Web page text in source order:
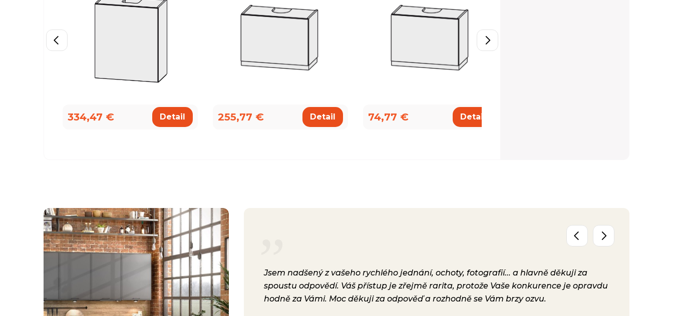
334,47 € Detail 255,77 € Detail 74,77 € Detail
deseti. Kuchyň je krásná a kvalitní. Ochotný personál,
mi pomohla se vším a komunikovala ihned, bez prodlení.
které jsme postupně upravovaly, stejně tak mi poslala i
pracovních desek a korpusů skříní. Montéři u nás strávili
Jsem nadšený z vašeho rychlého jednání, ochoty, fotografií... a hlavně děkuji za
spoustu odpovědí. Váš přístup je zřejmě rarita, protože Vaše konkurence je opravdu
hodně za Vámi. Moc děkuji za odpověď a rozhodně se Vám brzy ozvu.